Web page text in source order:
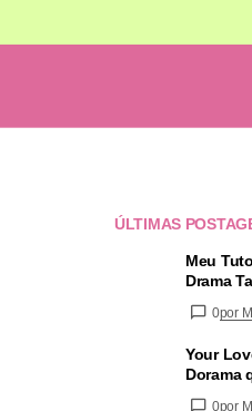
ÚLTIMAS
Meu
Drama
0por
Your
Dorama
0por